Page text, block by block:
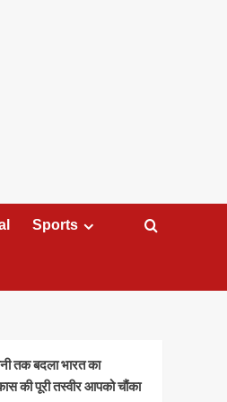
Sports
तक बदला भारत का
की पूरी तस्वीर आपको चौंका